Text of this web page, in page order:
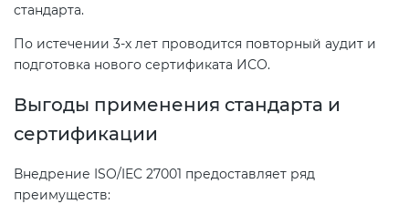
стандарта.
По истечении 3-х лет проводится повторный аудит и
подготовка нового сертификата ИСО.
Выгоды применения стандарта и
сертификации
Внедрение ISO/IEC 27001 предоставляет ряд
преимуществ: